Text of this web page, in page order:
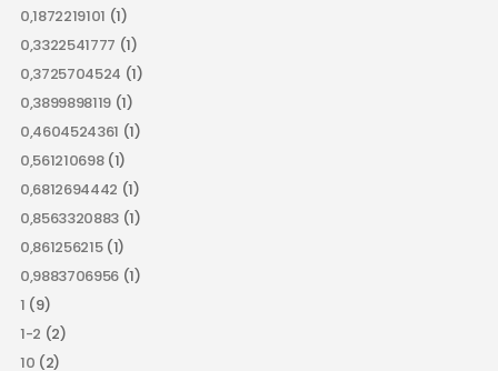
0,1872219101 (1)
0,3322541777 (1)
0,3725704524 (1)
0,3899898119 (1)
0,4604524361 (1)
0,561210698(1)
0,6812694442 (1)
0,8563320883 (1)
0,861256215(1)
0,9883706956 (1)
1 (9)
1-2 (2)
10 (2)